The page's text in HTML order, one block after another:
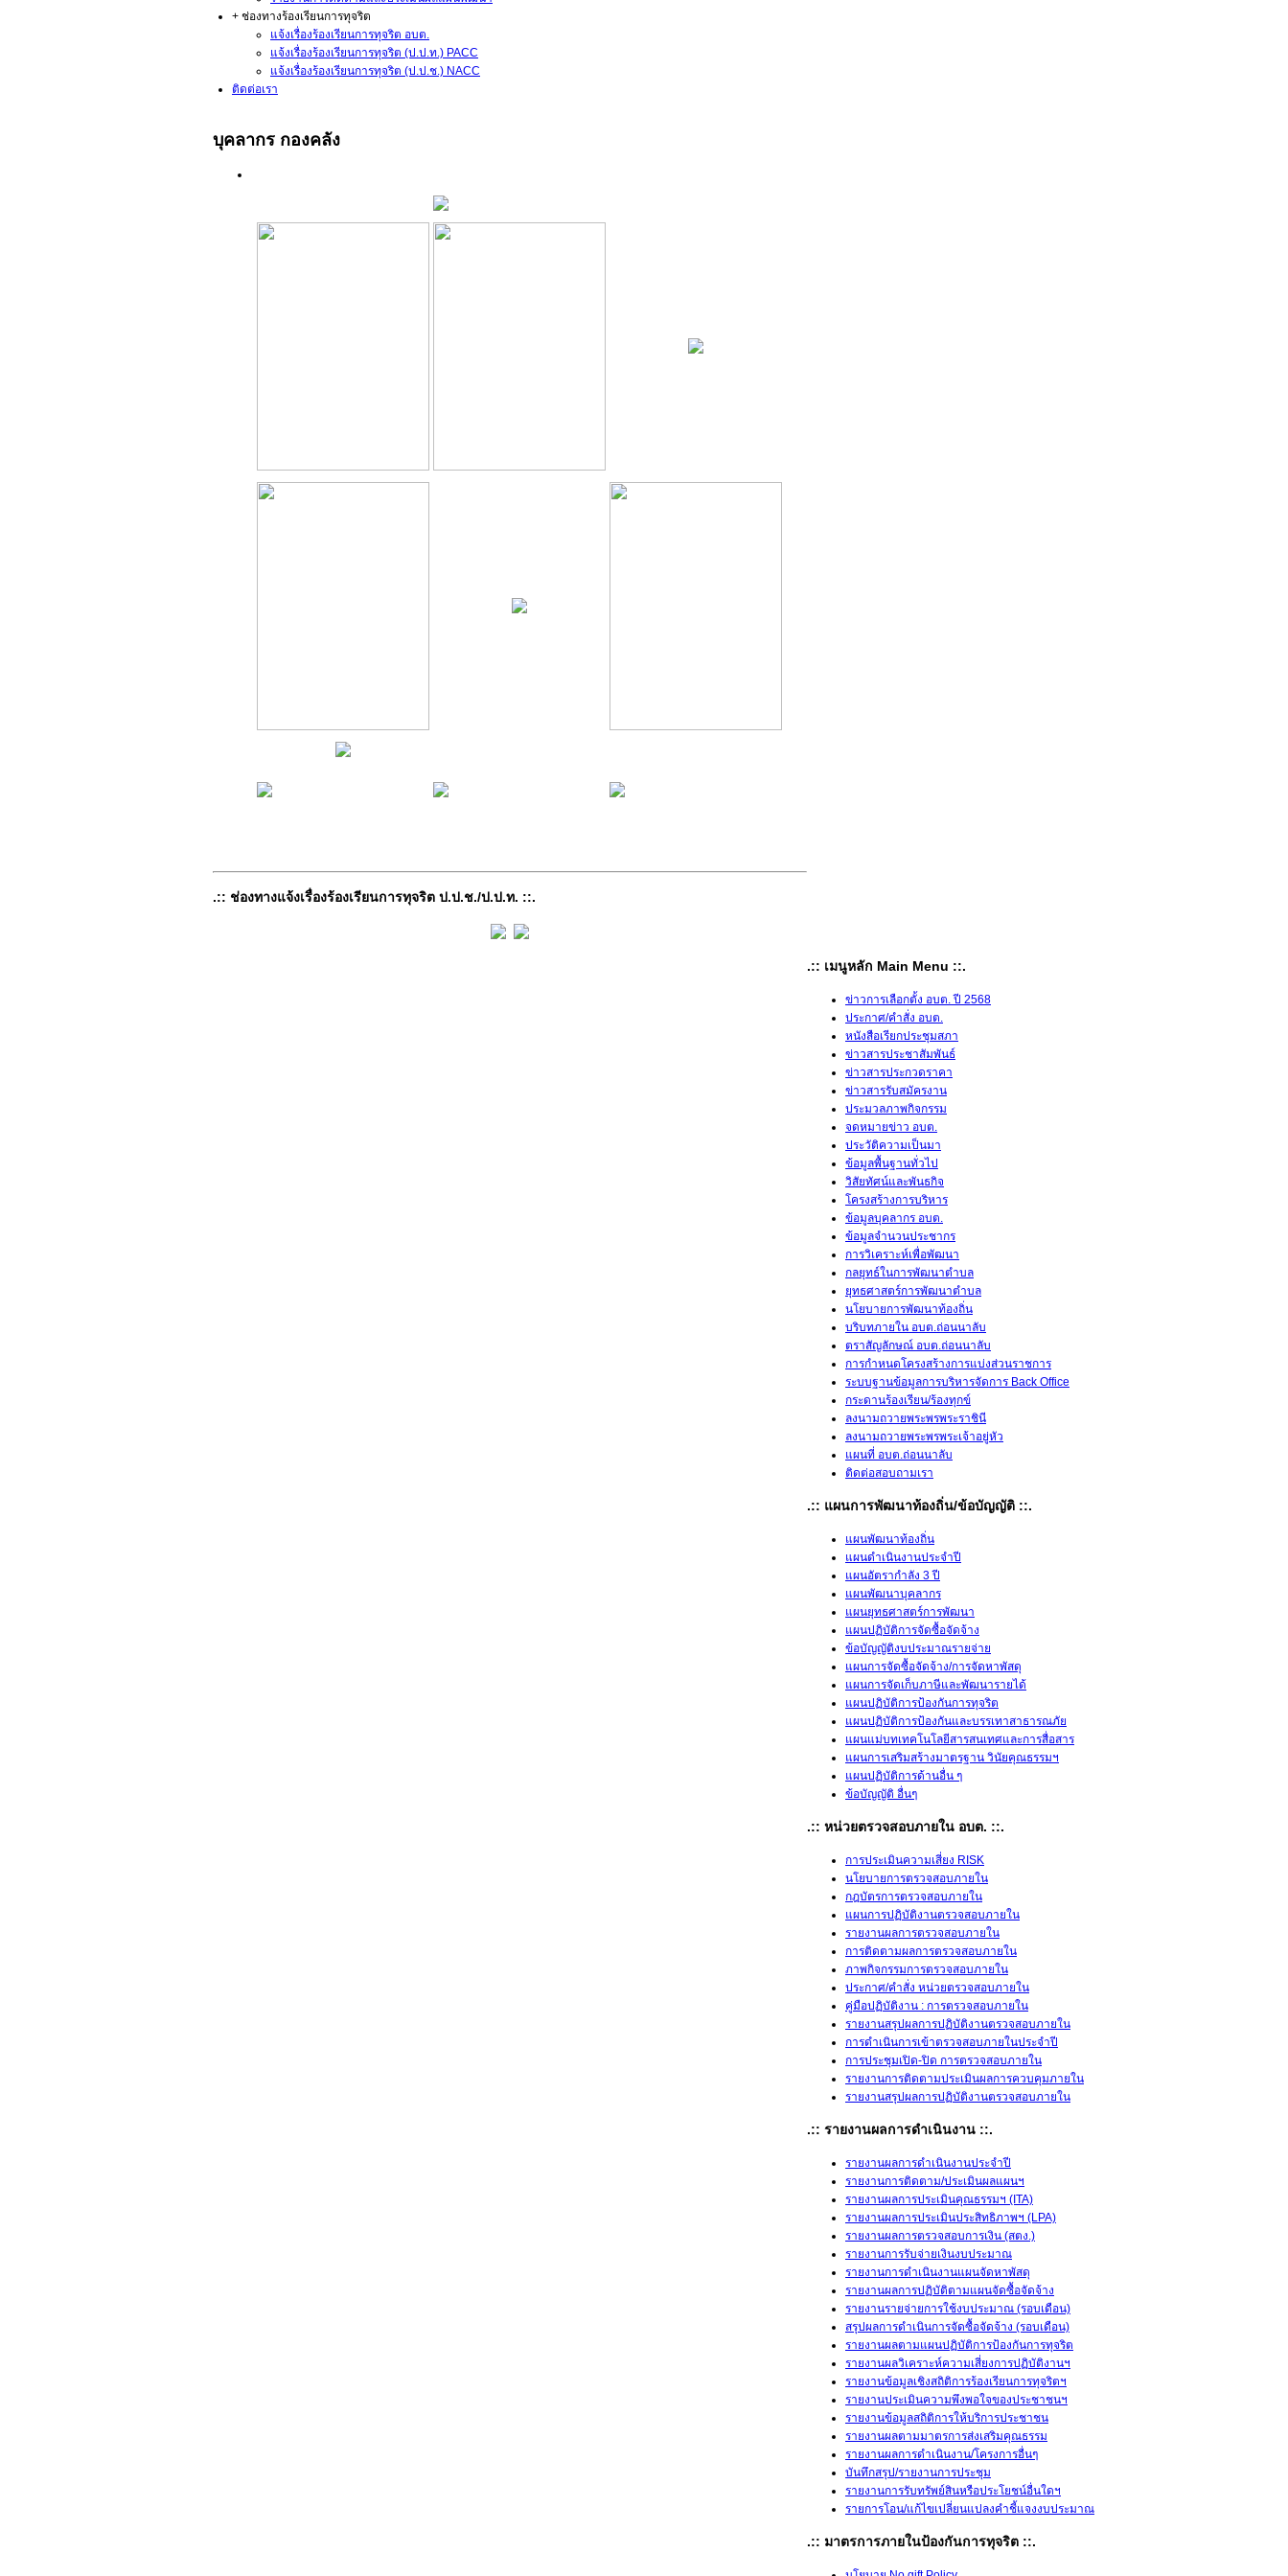
+ ช่องทางร้องเรียนการทุจริต
แจ้งเรื่องร้องเรียนการทุจริต อบต.
แจ้งเรื่องร้องเรียนการทุจริต (ป.ป.ท.) PACC
แจ้งเรื่องร้องเรียนการทุจริต (ป.ป.ช.) NACC
ติดต่อเรา
บุคลากร กองคลัง
.:: ช่องทางแจ้งเรื่องร้องเรียนการทุจริต ป.ป.ช./ป.ป.ท. ::.
.:: เมนูหลัก Main Menu ::.
ข่าวการเลือกตั้ง อบต. ปี 2568
ประกาศ/คำสั่ง อบต.
หนังสือเรียกประชุมสภา
ข่าวสารประชาสัมพันธ์
ข่าวสารประกวดราคา
ข่าวสารรับสมัครงาน
ประมวลภาพกิจกรรม
จดหมายข่าว อบต.
ประวัติความเป็นมา
ข้อมูลพื้นฐานทั่วไป
วิสัยทัศน์และพันธกิจ
โครงสร้างการบริหาร
ข้อมูลบุคลากร อบต.
ข้อมูลจำนวนประชากร
การวิเคราะห์เพื่อพัฒนา
กลยุทธ์ในการพัฒนาตำบล
ยุทธศาสตร์การพัฒนาตำบล
นโยบายการพัฒนาท้องถิ่น
บริบทภายใน อบต.ถ่อนนาลับ
ตราสัญลักษณ์ อบต.ถ่อนนาลับ
การกำหนดโครงสร้างการแบ่งส่วนราชการ
ระบบฐานข้อมูลการบริหารจัดการ Back Office
กระดานร้องเรียน/ร้องทุกข์
ลงนามถวายพระพรพระราชินี
ลงนามถวายพระพรพระเจ้าอยู่หัว
แผนที่ อบต.ถ่อนนาลับ
ติดต่อสอบถามเรา
.:: แผนการพัฒนาท้องถิ่น/ข้อบัญญัติ ::.
แผนพัฒนาท้องถิ่น
แผนดำเนินงานประจำปี
แผนอัตรากำลัง 3 ปี
แผนพัฒนาบุคลากร
แผนยุทธศาสตร์การพัฒนา
แผนปฏิบัติการจัดซื้อจัดจ้าง
ข้อบัญญัติงบประมาณรายจ่าย
แผนการจัดซื้อจัดจ้าง/การจัดหาพัสดุ
แผนการจัดเก็บภาษีและพัฒนารายได้
แผนปฏิบัติการป้องกันการทุจริต
แผนปฏิบัติการป้องกันและบรรเทาสาธารณภัย
แผนแม่บทเทคโนโลยีสารสนเทศและการสื่อสาร
แผนการเสริมสร้างมาตรฐาน วินัยคุณธรรมฯ
แผนปฏิบัติการด้านอื่น ๆ
ข้อบัญญัติ อื่นๆ
.:: หน่วยตรวจสอบภายใน อบต. ::.
การประเมินความเสี่ยง RISK
นโยบายการตรวจสอบภายใน
กฎบัตรการตรวจสอบภายใน
แผนการปฏิบัติงานตรวจสอบภายใน
รายงานผลการตรวจสอบภายใน
การติดตามผลการตรวจสอบภายใน
ภาพกิจกรรมการตรวจสอบภายใน
ประกาศ/คำสั่ง หน่วยตรวจสอบภายใน
คู่มือปฏิบัติงาน : การตรวจสอบภายใน
รายงานสรุปผลการปฏิบัติงานตรวจสอบภายใน
การดำเนินการเข้าตรวจสอบภายในประจำปี
การประชุมเปิด-ปิด การตรวจสอบภายใน
รายงานการติดตามประเมินผลการควบคุมภายใน
รายงานสรุปผลการปฏิบัติงานตรวจสอบภายใน
.:: รายงานผลการดำเนินงาน ::.
รายงานผลการดำเนินงานประจำปี
รายงานการติดตาม/ประเมินผลแผนฯ
รายงานผลการประเมินคุณธรรมฯ (ITA)
รายงานผลการประเมินประสิทธิภาพฯ (LPA)
รายงานผลการตรวจสอบการเงิน (สตง.)
รายงานการรับจ่ายเงินงบประมาณ
รายงานการดำเนินงานแผนจัดหาพัสดุ
รายงานผลการปฏิบัติตามแผนจัดซื้อจัดจ้าง
รายงานรายจ่ายการใช้งบประมาณ (รอบเดือน)
สรุปผลการดำเนินการจัดซื้อจัดจ้าง (รอบเดือน)
รายงานผลตามแผนปฏิบัติการป้องกันการทุจริต
รายงานผลวิเคราะห์ความเสี่ยงการปฏิบัติงานฯ
รายงานข้อมูลเชิงสถิติการร้องเรียนการทุจริตฯ
รายงานประเมินความพึงพอใจของประชาชนฯ
รายงานข้อมูลสถิติการให้บริการประชาชน
รายงานผลตามมาตรการส่งเสริมคุณธรรม
รายงานผลการดำเนินงาน/โครงการอื่นๆ
บันทึกสรุป/รายงานการประชุม
รายงานการรับทรัพย์สินหรือประโยชน์อื่นใดฯ
รายการโอน/แก้ไขเปลี่ยนแปลงคำชี้แจงงบประมาณ
.:: มาตรการภายในป้องกันการทุจริต ::.